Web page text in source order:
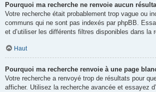
Pourquoi ma recherche ne renvoie aucun
Votre recherche était probablement trop vague ou
communs qui ne sont pas indexés par phpBB.
et d’utiliser les différents filtres disponibles dans la
Haut
Pourquoi ma recherche renvoie à une page
Votre recherche a renvoyé trop de résultats pour
afficher. Utilisez la recherche avancée et essayez